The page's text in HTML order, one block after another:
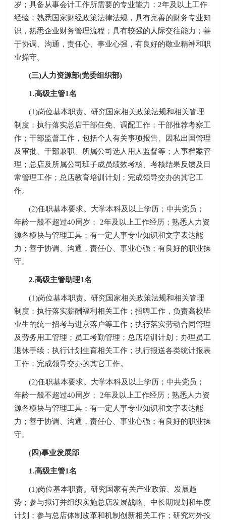
岁；具备从事会计工作所需要的专业能力；2年及以上工作
经验；熟悉国家财经政策法律法规，具有完善的财务专业知
识，熟悉企业财务管理流程；具有较强的人际交往能力；善
于协调、沟通，责任心、事业心强，有良好的敬业精神和职
业操守。
(三)人力资源部(党委组织部)
1.高级主管1名
(1)岗位基本职责。研究国家相关政策法规和相关管理
制度；执行落实总店干部任免、调配工作；干部推荐考察工
作；干部监督工作，包括个人有关事项报告、因私出国管理
及审批、干部兼职、所属公司选人用人监督等；人事档案管
理；总店及所属公司班子成员绩效考核、考核结果反馈及日
常管理工作；总店教育培训计划；完成领导交办的其它工
作。
(2)任职基本要求。大学本科及以上学历；中共党员；
年龄一般不超过40周岁； 2年及以上工作经历；熟悉人力资
源各模块与管理工具；有一定人事专业知识和文字表达能
力；善于协调、沟通，责任心、事业心强；有良好的职业操
守。
2.高级主管助理1名
(1)岗位基本职责。研究国家相关政策法规和相关管理
制度；执行落实薪酬福利相关工作；招聘工作，负责高校毕
业生的统一招考与进京落户等工作；执行落实劳动合同管理
及劳务用工管理；员工考勤管理；总店培训计划；办理员工
退休手续；执行计划生育相关工作；执行报送各类统计报表
工作；完成领导交办的其它工作。
(2)任职基本要求。大学本科及以上学历；中共党员；
年龄一般不超过40周岁； 2年及以上工作经历；熟悉人力资
源各模块与管理工具；有一定人事专业知识和文字表达能
力；善于协调、沟通，责任心、事业心强；有良好的职业操
守。
(四)事业发展部
1.高级主管1名
(1)岗位基本职责。研究国家有关产业政策、发展趋
势；参与拟订并组织实施总店发展战略、中长期规划和年度
计划；参与总店体制改革和机制创新相关工作；研究对外投